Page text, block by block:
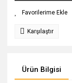
Karşılaştır
Ürün Bilgisi